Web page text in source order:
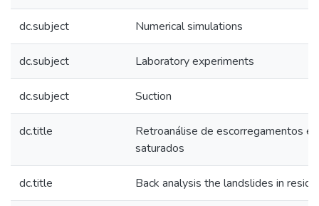
dc.subject Numerical simulations
dc.subject Laboratory experiments
dc.subject Suction
dc.title
Retroanálise de escorregamentos
saturados
dc.title Back analysis the landslides in